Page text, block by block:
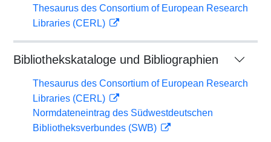
Thesaurus des Consortium of European Research
Libraries (CERL)
Bibliothekskataloge und Bibliographien
Thesaurus des Consortium of European Research
Libraries (CERL)
Normdateneintrag des Südwestdeutschen
Bibliotheksverbundes (SWB)